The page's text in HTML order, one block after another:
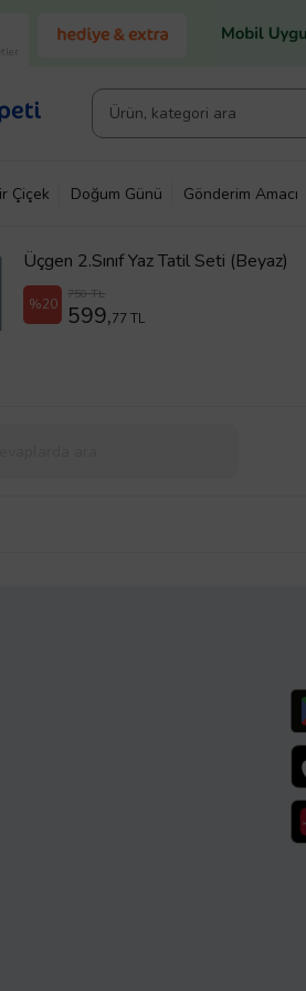
Çiçek Doğum Günü Gönderim Amacı
Üçgen 2.Sınıf Yaz Tatil Seti (Beyaz)
%20
750 TL
599,77 TL